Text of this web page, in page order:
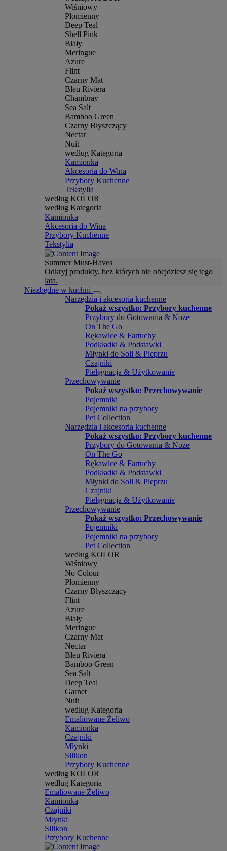
Wiśniowy
Płomienny
Deep Teal
Shell Pink
Biały
Meringue
Azure
Flint
Czarny Mat
Bleu Riviera
Chambray
Sea Salt
Bamboo Green
Czarny Błyszczący
Nectar
Nuit
według Kategoria
Kamionka
Akcesoria do Wina
Przybory Kuchenne
Tekstylia
według KOLOR
według Kategoria
Kamionka
Akcesoria do Wina
Przybory Kuchenne
Tekstylia
Summer Must-Haves
Odkryj produkty, bez których nie obejdziesz się tego
lata.
Niezbędne w kuchni
Narzędzia i akcesoria kuchenne
Pokaż wszystko: Przybory kuchenne
Przybory do Gotowania & Noże
On The Go
Rękawice & Fartuchy
Podkładki & Podstawki
Młynki do Soli & Pieprzu
Czajniki
Pielęgnacja & Użytkowanie
Przechowywanie
Pokaż wszystko: Przechowywanie
Pojemniki
Pojemniki na przybory
Pet Collection
Narzędzia i akcesoria kuchenne
Pokaż wszystko: Przybory kuchenne
Przybory do Gotowania & Noże
On The Go
Rękawice & Fartuchy
Podkładki & Podstawki
Młynki do Soli & Pieprzu
Czajniki
Pielęgnacja & Użytkowanie
Przechowywanie
Pokaż wszystko: Przechowywanie
Pojemniki
Pojemniki na przybory
Pet Collection
według KOLOR
Wiśniowy
No Colour
Płomienny
Czarny Błyszczący
Flint
Azure
Biały
Meringue
Czarny Mat
Nectar
Bleu Riviera
Bamboo Green
Sea Salt
Deep Teal
Garnet
Nuit
według Kategoria
Emaliowane Żeliwo
Kamionka
Czajniki
Młynki
Silikon
Przybory Kuchenne
według KOLOR
według Kategoria
Emaliowane Żeliwo
Kamionka
Czajniki
Młynki
Silikon
Przybory Kuchenne